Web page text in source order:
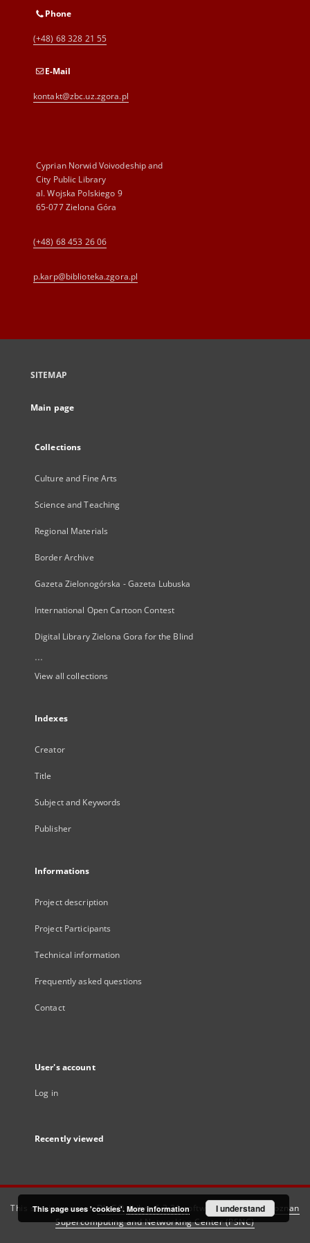
Phone
(+48) 68 328 21 55
E-Mail
kontakt@zbc.uz.zgora.pl
Cyprian Norwid Voivodeship and
City Public Library
al. Wojska Polskiego 9
65-077 Zielona Góra
(+48) 68 453 26 06
p.karp@biblioteka.zgora.pl
SITEMAP
Main page
Collections
Culture and Fine Arts
Science and Teaching
Regional Materials
Border Archive
Gazeta Zielonogórska - Gazeta Lubuska
International Open Cartoon Contest
Digital Library Zielona Gora for the Blind
...
View all collections
Indexes
Creator
Title
Subject and Keywords
Publisher
Informations
Project description
Project Participants
Technical information
Frequently asked questions
Contact
User's account
Log in
Recently viewed
This service runs onDInGO dLibra 6.3.21software created by
Poznan
Supercomputing and Networking Center (PSNC)
This page uses 'cookies'. More information I understand